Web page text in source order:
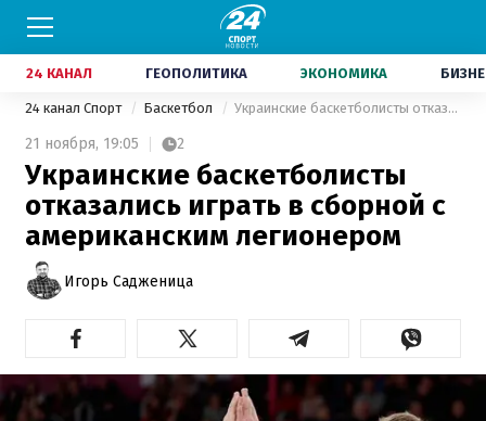
24 КАНАЛ ГЕОПОЛИТИКА ЭКОНОМИКА
24 канал Спорт Баскетбол Украинские баскетболисты отказались играть в сборной с американским легионером
21 ноября, 19:05 2
Украинские баскетболисты
отказались играть в сборной с
американским легионером
Игорь Садженица